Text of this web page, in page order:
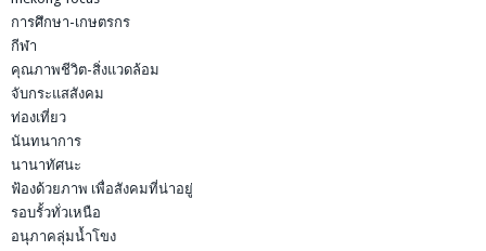
การศึกษา-เกษตรกร
กีฬา
คุณภาพชีวิต-สิ่งแวดล้อม
จับกระแสสังคม
ท่องเที่ยว
นันทนาการ
นานาทัศนะ
ฟ้องด้วยภาพ เพื่อสังคมที่น่าอยู่
รอบรั้วทั่วเหนือ
อนุภาคลุ่มน้ำโขง